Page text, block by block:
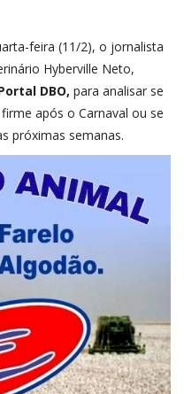
feira (11/2), o jornalista
Hyberville Neto,
DBO, para analisar se
após o Carnaval ou se
próximas semanas.